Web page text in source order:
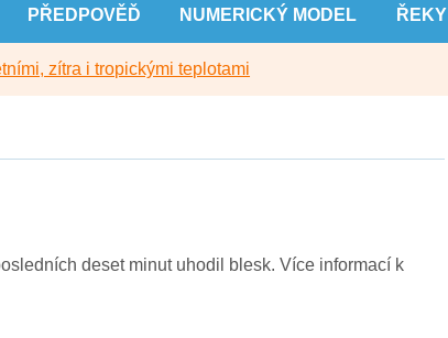
PŘEDPOVĚĎ NUMERICKÝ MODEL ŘEKY
zítra i tropickými teplotami
deset minut uhodil blesk. Více informací k